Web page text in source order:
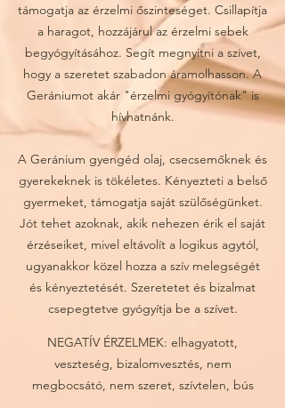
támogatja az érzelmi őszinteséget. Csillapítja
a haragot, hozzájárul az érzelmi sebek
begyógyításához. Segít megnyitni a szívet,
hogy a szeretet szabadon áramolhasson. A
Gerániumot akár "érzelmi gyógyítónak" is
hívhatnánk.
A Geránium gyengéd olaj, csecsemőknek és
gyerekeknek is tökéletes. Kényezteti a belső
gyermeket, támogatja saját szülőségünket.
Jót tehet azoknak, akik nehezen érik el saját
érzéseiket, mivel eltávolít a logikus agytól,
ugyanakkor közel hozza a szív melegségét
és kényeztetését. Szeretetet és bizalmat
csepegtetve gyógyítja be a szívet.
NEGATÍV ÉRZELMEK: elhagyatott,
veszteség, bizalomvesztés, nem
megbocsátó, nem szeret, szívtelen, bús